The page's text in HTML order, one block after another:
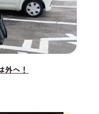
外へ！